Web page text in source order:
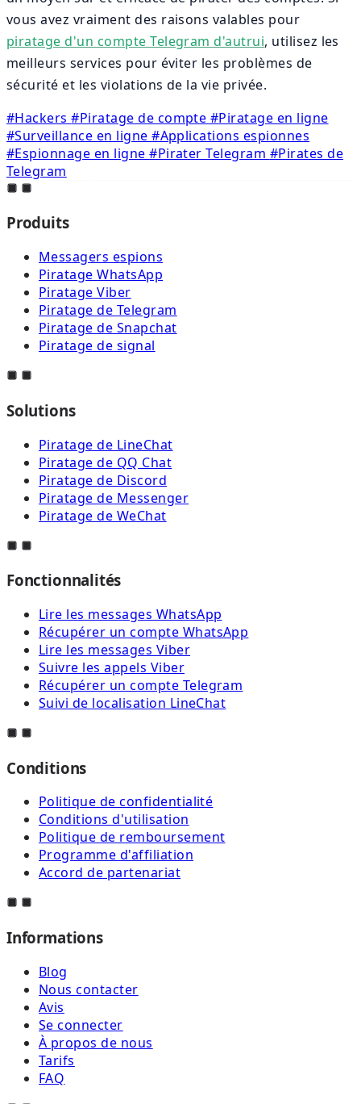
vous avez vraiment des raisons valables pour
piratage d'un compte Telegram d'autrui, utilisez les
meilleurs services pour éviter les problèmes de
sécurité et les violations de la vie privée.
#Hackers#Piratage de compte #Piratage en ligne
#Surveillance en ligne#Applications espionnes
#Espionnage en ligne#Pirater Telegram #Pirates de
Telegram
Produits
Messagers espions
Piratage WhatsApp
Piratage Viber
Piratage de Telegram
Piratage de Snapchat
Piratage de signal
Solutions
Piratage de LineChat
Piratage de QQ Chat
Piratage de Discord
Piratage de Messenger
Piratage de WeChat
Fonctionnalités
Lire les messages WhatsApp
Récupérer un compte WhatsApp
Lire les messages Viber
Suivre les appels Viber
Récupérer un compte Telegram
Suivi de localisation LineChat
Conditions
Politique de confidentialité
Conditions d'utilisation
Politique de remboursement
Programme d'affiliation
Accord de partenariat
Informations
Blog
Nous contacter
Avis
Se connecter
À propos de nous
Tarifs
FAQ